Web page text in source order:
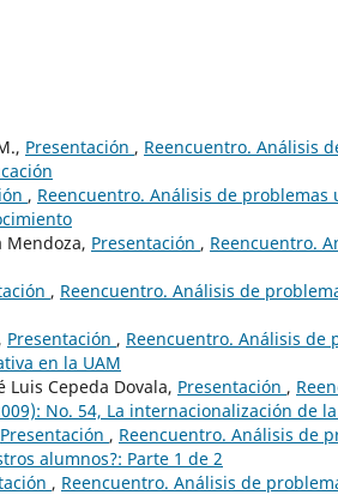
Presentación , Reencuentro. Análisis
, Reencuentro. Análisis de problemas
Mendoza, Presentación , Reencuentro.
, Reencuentro. Análisis de
Presentación , Reencuentro. Análisis de
en la UAM
Luis Cepeda Dovala, Presentación ,
No. 54, La internacionalización de
Presentación , Reencuentro. Análisis de
alumnos?: Parte 1 de 2
, Reencuentro. Análisis de